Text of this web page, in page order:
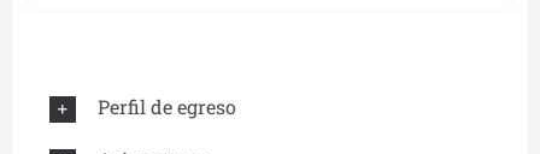
Perfil de egreso